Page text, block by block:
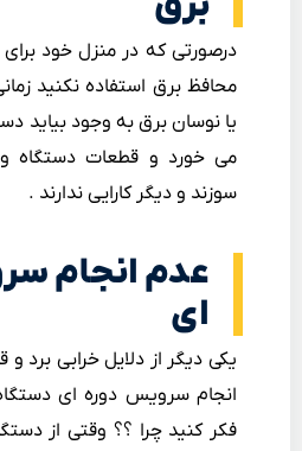
درصورتی که در منزل خود برای
محافظ برق استفاده نکنید
یا نوسان برق به وجود بیاید
می خورد و قطعات
سوزند و دیگر کارایی ندارند .
عدم انجام
ای
یکی دیگر از دلایل خرابی
انجام سرویس دوره ای
فکر کنید چرا ؟؟ وقتی از